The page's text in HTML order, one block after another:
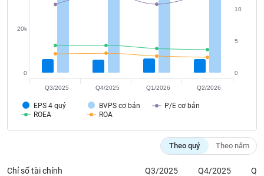
EPS 4 quý BVPS cơ bản
P/E cơ bản
ROEA
ROA
0
20k
0
5
10
Q3/2025 Q4/2025 Q1/2026 Q2/2026
Theo quý Theo năm
Chỉ số tài chính Q3/2025 Q4/2025